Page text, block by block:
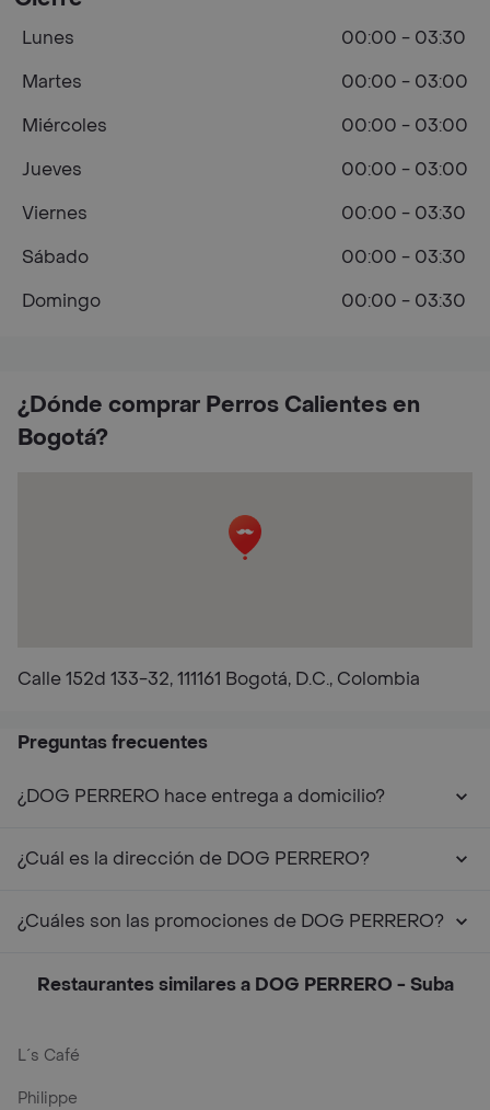
¿Dónde comprar Perros Calientes en
Bogotá?
Calle 152d 133-32, 111161 Bogotá, D.C., Colombia
Lunes
00:00 - 03:30
Martes
00:00 - 03:00
Miércoles
00:00 - 03:00
Jueves
00:00 - 03:00
Viernes
00:00 - 03:30
Sábado
00:00 - 03:30
Domingo
00:00 - 03:30
Preguntas frecuentes
¿DOG PERRERO hace entrega a domicilio?
¿Cuál es la dirección de DOG PERRERO?
¿Cuáles son las promociones de DOG PERRERO?
Restaurantes similares a DOG PERRERO - Suba
L´s Café
Philippe